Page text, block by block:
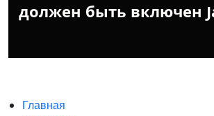
должен быть включен
Главная